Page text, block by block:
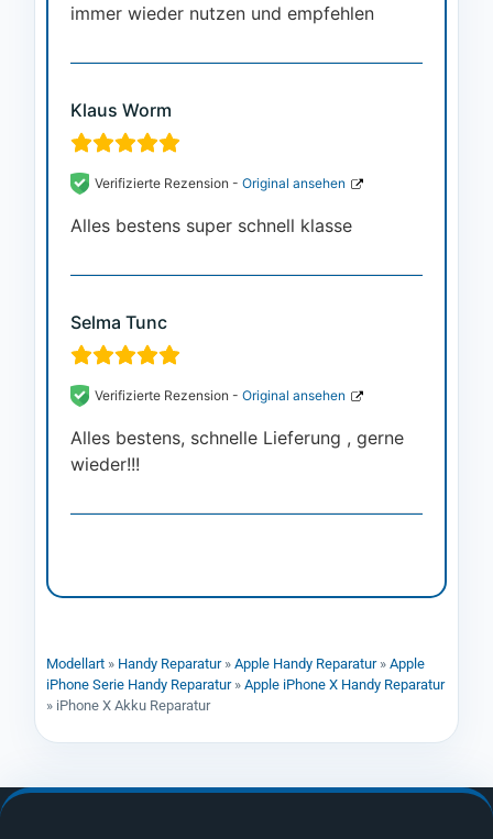
immer wieder nutzen und empfehlen
Klaus Worm
Verifizierte Rezension - Original ansehen
Alles bestens super schnell klasse
Selma Tunc
Verifizierte Rezension - Original ansehen
Alles bestens, schnelle Lieferung , gerne
wieder!!!
Modellart » Handy Reparatur» Apple Handy Reparatur» Apple
iPhone Serie Handy Reparatur» Apple iPhone X Handy Reparatur
» iPhone X Akku Reparatur